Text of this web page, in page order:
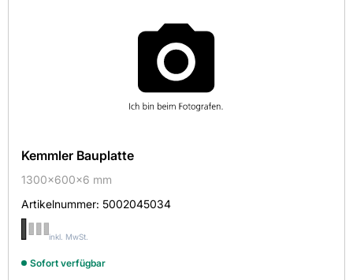
Kemmler Bauplatte
1300x600x6 mm
Artikelnummer: 5002045034
inkl. MwSt.
Sofort verfügbar